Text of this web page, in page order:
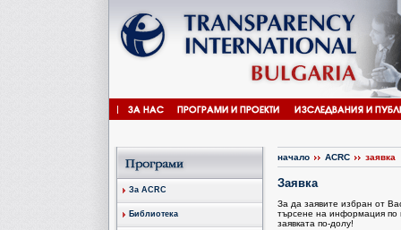
За ACRC
Библиотека
начало ACRC заявка
Заявка
За да заявите избран от
търсене на информация по
заявката по-долу!